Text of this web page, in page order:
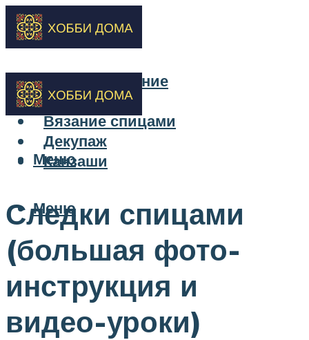
Бисероплетение
Вышивка
Вязание спицами
Декупаж
Канзаши
Меню
Меню
Следки спицами
(большая фото-
инструкция и
видео-уроки)